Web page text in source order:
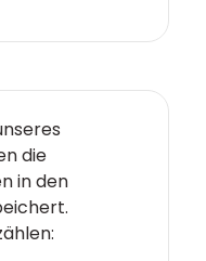
die
in den